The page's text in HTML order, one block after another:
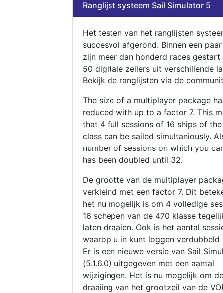
Ranglijst systeem Sail Simulator 5
Het testen van het ranglijsten
succesvol afgerond. Binnen een
zijn meer dan honderd races gestart
50 digitale zeilers uit verschillende
Bekijk de ranglijsten via de
The size of a multiplayer package
reduced with up to a factor 7. This
that 4 full sessions of 16 ships of
class can be sailed simultaniously.
number of sessions on which you
has been doubled until 32.
De grootte van de multiplayer
verkleind met een factor 7. Dit
het nu mogelijk is om 4 volledige
16 schepen van de 470 klasse
laten draaien. Ook is het aantal
waarop u in kunt loggen verdubbeld
Er is een nieuwe versie van Sail
(5.1.6.0) uitgegeven met een aantal
wijzigingen. Het is nu mogelijk om de
draaiing van het grootzeil van de